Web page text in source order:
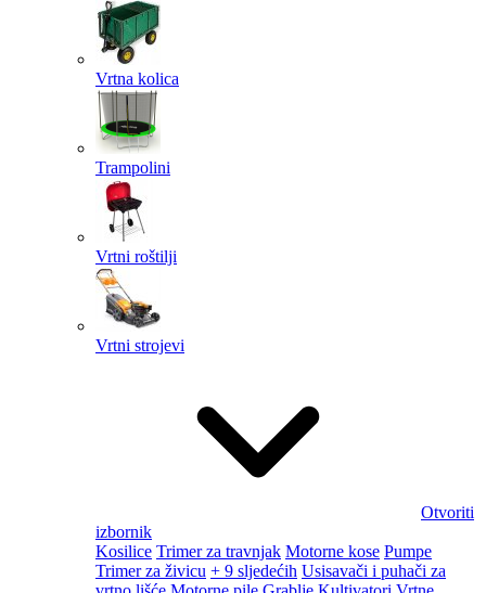
Vrtna kolica
Trampolini
Vrtni roštilji
Vrtni strojevi
Otvoriti
izbornik
Kosilice Trimer za travnjak Motorne kose Pumpe
Trimer za živicu + 9 sljedećih Usisavači i puhači za